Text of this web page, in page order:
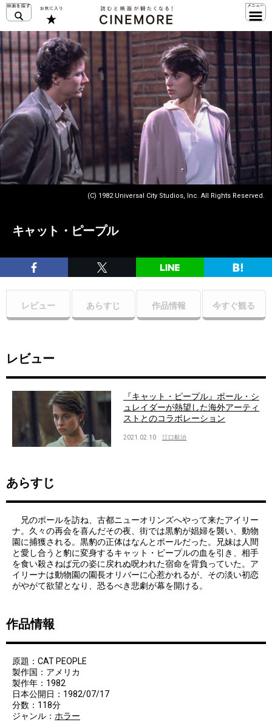
(C) 1982 Universal City Studios, Inc. All Rights Reserved.
キャット・ピープル
レビュー あらすじ 作品情報 今すぐ観る
レビュー
『キャット・ピープル』ポール・シ
ュレイダーが熱望した海外アーティ
ストとのコラボレーション
2021.02.10 江口航治
あらすじ
兄のポールを訪ね、古都ニューオリンズへやって来たアイリー
ナ。久々の再会を喜んだその夜、街では黒豹が娼婦を襲い、動物
園に捕獲される。黒豹の正体はなんとポールだった。兄妹は人間
と愛し合うと豹に変身するキャット・ピープルの血を引き、相手
を食い殺さねば元の姿に戻れぬ呪われた宿命を背負っていた。ア
イリーナは動物園の園長オリバーに心惹かれるが、その淡い初恋
がやがて欲望となり、恐るべき悲劇が幕を開ける。
作品情報
原題：CAT PEOPLE
製作国：アメリカ
製作年：1982
日本公開日：1982/07/17
分数：118分
ジャンル： ホラー